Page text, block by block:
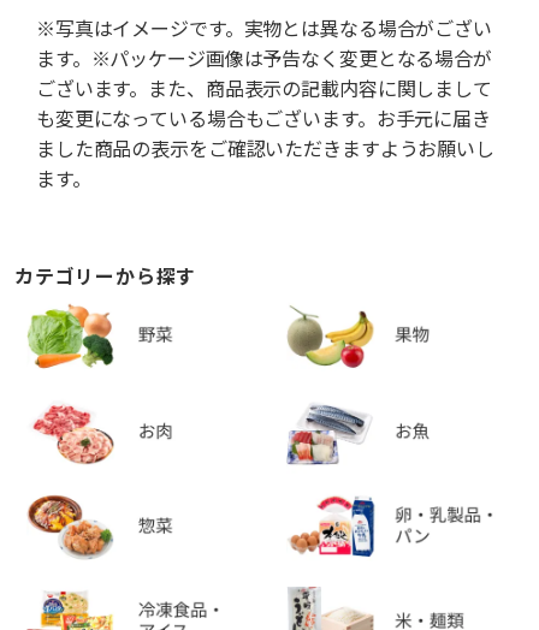
※写真はイメージです。実物とは異なる場合がござい
ます。※パッケージ画像は予告なく変更となる場合が
ございます。また、商品表示の記載内容に関しまして
も変更になっている場合もございます。お手元に届き
ました商品の表示をご確認いただきますようお願いし
ます。
カテゴリーから探す